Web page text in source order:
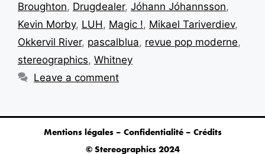
Broughton, Drugdealer, Jóhann Jóhannsson,
Kevin Morby, LUH, Magic !, Mikael Tariverdiev,
Okkervil River, pascalblua, revue pop moderne,
stereographics, Whitney
Leave a comment
Mentions légales – Confidentialité – Crédits
© Stereographics 2024